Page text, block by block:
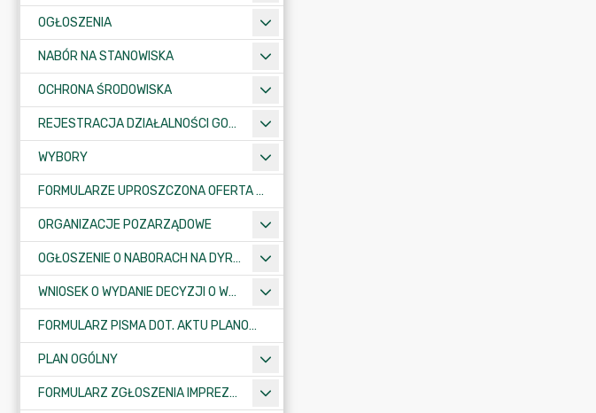
OGŁOSZENIA
NABÓR NA STANOWISKA
OCHRONA ŚRODOWISKA
REJESTRACJA DZIAŁALNOŚCI GOSPODARCZEJ
WYBORY
FORMULARZE UPROSZCZONA OFERTA WYKONANIA ZADANIA PUBLICZNEGO
ORGANIZACJE POZARZĄDOWE
OGŁOSZENIE O NABORACH NA DYREKTORÓW PLACÓWEK OŚWIATOWYCH
WNIOSEK O WYDANIE DECYZJI O WARUNKACH ZABUDOWY/O USTALENIE INWESTYCJI CELU PUBLICZNEGO
FORMULARZ PISMA DOT. AKTU PLANOWANIA PRZESTRZENNEGO
PLAN OGÓLNY
FORMULARZ ZGŁOSZENIA IMPREZY SPORTOWO-REKREACYJNEJ, ARTYSTYCZNEJ LUB ROZRYWKOWEJ